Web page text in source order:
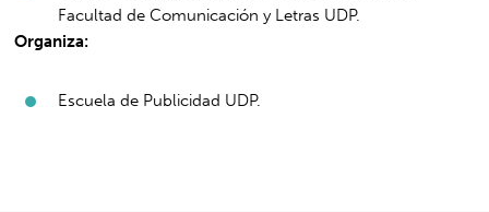
Facultad de Comunicación y Letras UDP.
Organiza:
Escuela de Publicidad UDP.